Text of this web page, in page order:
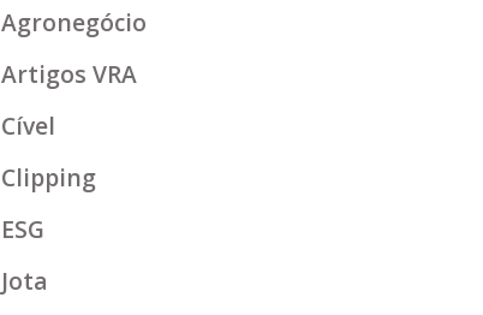
Agronegócio
Artigos VRA
Cível
Clipping
ESG
Jota